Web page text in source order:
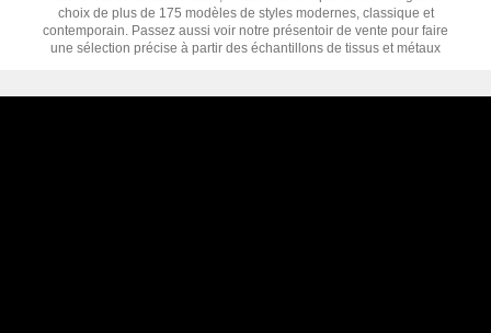
choix de plus de 175 modèles de styles modernes, classique et
contemporain. Passez aussi voir notre présentoir de vente pour faire
une sélection précise à partir des échantillons de tissus et métaux